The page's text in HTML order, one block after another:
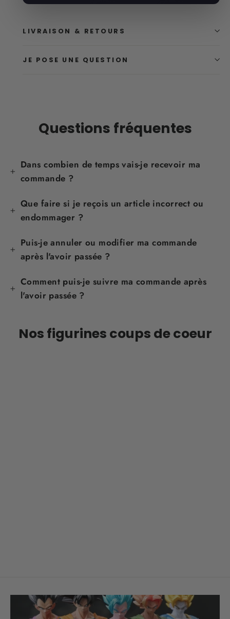
LIVRAISON & RETOURS
JE POSE UNE QUESTION
Questions fréquentes
Dans combien de temps vais-je recevoir ma
commande ?
Que faire si je reçois un article incorrect ou
endommager ?
Puis-je annuler ou modifier ma commande
après l'avoir passée ?
Comment puis-je suivre ma commande après
l'avoir passée ?
Nos figurines coups de coeur